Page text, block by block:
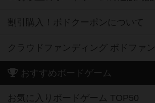
割引購入！ボドクーポンについて
クラウドファンディング ボドファン
おすすめボードゲーム
お気に入りボードゲーム TOP50